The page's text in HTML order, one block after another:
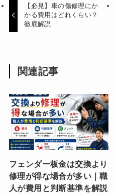
【必見】車の傷修理にか
かる費用はどれくらい？
徹底解説
関連記事
フェンダー板金は交換より
修理が得な場合が多い｜職
人が費用と判断基準を解説